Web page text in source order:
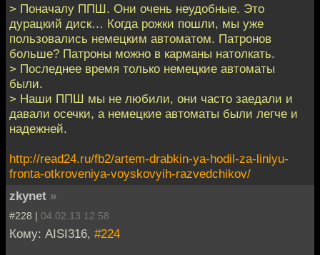
> Поначалу ППШ. Они очень неудобные. Это
дурацкий диск… Когда рожки пошли, мы уже
пользовались немецким автоматом. Патронов
больше? Патроны можно в карманы натолкать.
> Последнее время только немецкие автоматы
были.
> Наши ППШ мы не любили, они часто заедали и
давали осечки, а немецкие автоматы были легче и
надежней.
http://read24.ru/fb2/artem-drabkin-ya-hodil-za-liniyu-
fronta-otkroveniya-voyskovyih-razvedchikov/
zkynet »
#228 | 04.02.13 12:58
Кому: AISI316, #224